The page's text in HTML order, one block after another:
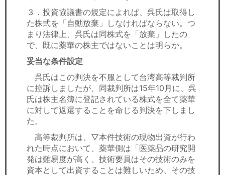
３．投資協議書の規定によれば、呉氏は取得し
た株式を「自動放棄」しなければならない。つ
まり法律上、呉氏は同株式を「放棄」したの
で、既に薬華の株主ではないことは明らか。
妥当な条件設定
呉氏はこの判決を不服として台湾高等裁判所
に控訴しましたが、同裁判所は15年10月に、呉
氏は株主名簿に登記されている株式を全て薬華
に対して返還することを命じる判決を下しまし
た。
高等裁判所は、▽本件技術の現物出資が行わ
れた時点において、薬華側は「医薬品の研究開
発は難易度が高く、技術要員はその技術のみを
資本として出資することは難しいため、その技